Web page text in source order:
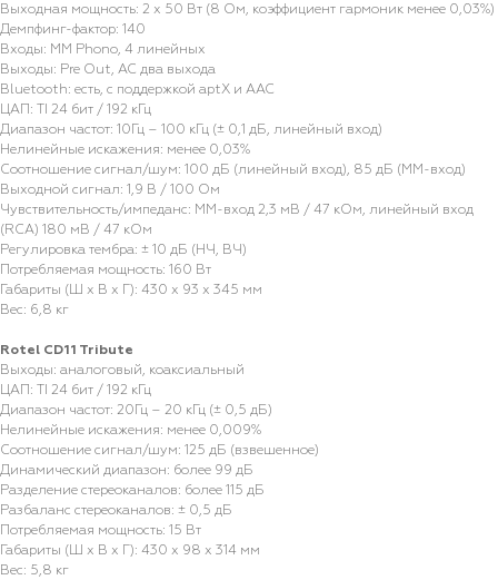
Выходная мощность: 2 х 50 Вт (8 Ом, коэффициент гармоник менее 0,03%)
Демпфинг-фактор: 140
Входы: MM Phono, 4 линейных
Выходы: Pre Out, АС два выхода
Bluetooth: есть, с поддержкой aptX и AAC
ЦАП: TI 24 бит / 192 кГц
Диапазон частот: 10Гц – 100 кГц (± 0,1 дБ, линейный вход)
Нелинейные искажения: менее 0,03%
Соотношение сигнал/шум: 100 дБ (линейный вход), 85 дБ (ММ-вход)
Выходной сигнал: 1,9 В / 100 Ом
Чувствительность/импеданс: ММ-вход 2,3 мВ / 47 кОм, линейный вход
(RCA) 180 мВ / 47 кОм
Регулировка тембра: ± 10 дБ (НЧ, ВЧ)
Потребляемая мощность: 160 Вт
Габариты (Ш х В х Г): 430 х 93 х 345 мм
Вес: 6,8 кг
Rotel CD11 Tribute
Выходы: аналоговый, коаксиальный
ЦАП: TI 24 бит / 192 кГц
Диапазон частот: 20Гц – 20 кГц (± 0,5 дБ)
Нелинейные искажения: менее 0,009%
Соотношение сигнал/шум: 125 дБ (взвешенное)
Динамический диапазон: более 99 дБ
Разделение стереоканалов: более 115 дБ
Разбаланс стереоканалов: ± 0,5 дБ
Потребляемая мощность: 15 Вт
Габариты (Ш х В х Г): 430 х 98 х 314 мм
Вес: 5,8 кг